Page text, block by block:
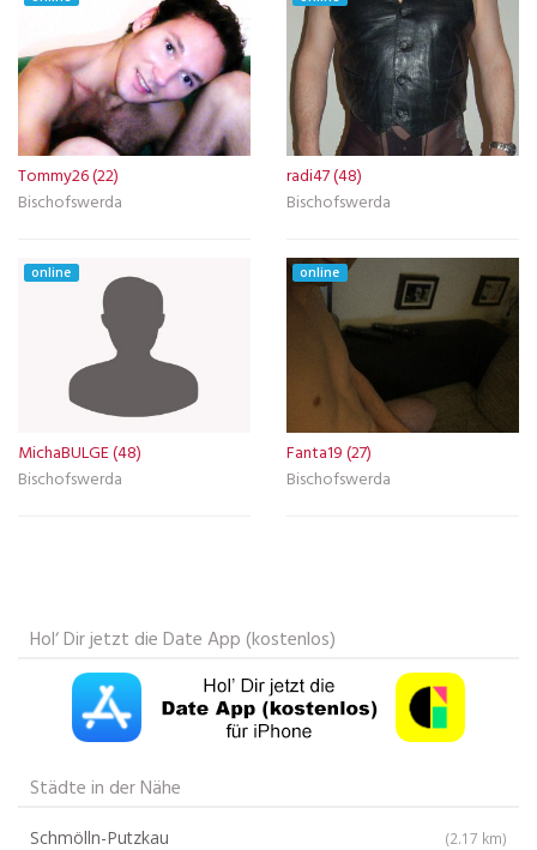
Tommy26 (22)
Bischofswerda
radi47 (48)
Bischofswerda
online
MichaBULGE (48)
Bischofswerda
online
Fanta19 (27)
Bischofswerda
Hol‘ Dir jetzt die Date App (kostenlos)
Städte in der Nähe
Schmölln-Putzkau (2.17 km)